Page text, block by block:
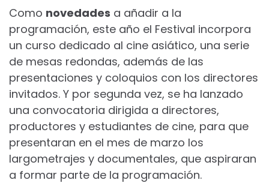
Como novedades a añadir a la
programación, este año el Festival incorpora
un curso dedicado al cine asiático, una serie
de mesas redondas, además de las
presentaciones y coloquios con los directores
invitados. Y por segunda vez, se ha lanzado
una convocatoria dirigida a directores,
productores y estudiantes de cine, para que
presentaran en el mes de marzo los
largometrajes y documentales, que aspiraran
a formar parte de la programación.